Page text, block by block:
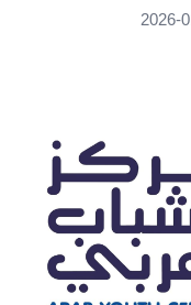
2026-